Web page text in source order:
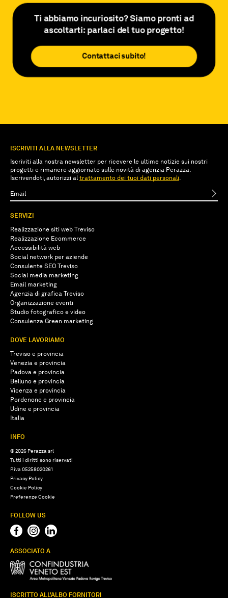
Ti abbiamo incuriosito? Siamo pronti ad
ascoltarti: parlaci del tuo progetto!
Contattaci subito!
ISCRIVITI ALLA NEWSLETTER
Iscriviti alla nostra newsletter per ricevere le ultime notizie sui nostri
progetti e rimanere aggiornato sulle novità di agenzia Perazza.
Iscrivendoti, autorizzi al trattamento dei tuoi dati personali.
SERVIZI
Realizzazione siti web Treviso
Realizzazione Ecommerce
Accessibilità web
Social network per aziende
Consulente SEO Treviso
Social media marketing
Email marketing
Agenzia di grafica Treviso
Organizzazione eventi
Studio fotografico e video
Consulenza Green marketing
DOVE LAVORIAMO
Treviso e provincia
Venezia e provincia
Padova e provincia
Belluno e provincia
Vicenza e provincia
Pordenone e provincia
Udine e provincia
Italia
INFO
© 2026 Perazza srl
Tutti i diritti sono riservati
P.iva 05258020261
Privacy Policy
Cookie Policy
Preferenze Cookie
FOLLOW US
ASSOCIATO A
ISCRITTO ALL'ALBO FORNITORI